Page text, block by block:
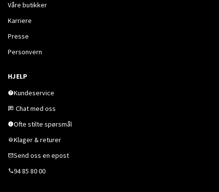
Våre butikker
Karriere
Presse
Personvern
HJELP
Kundeservice
Chat med oss
Ofte stilte spørsmål
Klager & returer
Send oss en epost
94 85 80 00